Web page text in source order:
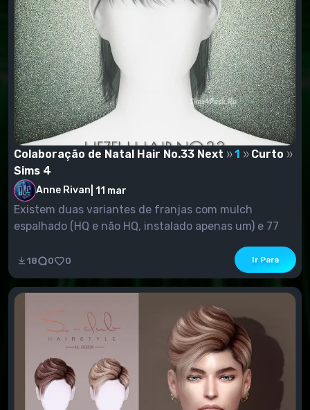
Colaboração de Natal Hair No.33 Next 1
Curto
Sims 4
Anne Rivan 11 mar
Existem duas variantes de franjas com mulch
espalhado (HQ e não HQ, instalado apenas um) e 77
18 0 0 Ir Para